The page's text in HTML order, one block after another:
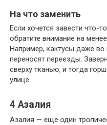
На что заменить
Если хочется завести что-
обратите внимание на
Например, кактусы даже во
переносят переезды.
сверху тканью, и тогда
улице.
4 Азалия
Азалия — еще один